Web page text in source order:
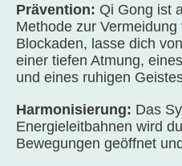
Prävention: Qi Gong ist
Methode zur
Blockaden, lasse dich
einer tiefen Atmung,
und eines ruhigen
Harmonisierung: Das
Energieleitbahnen wird
Bewegungen geöffnet